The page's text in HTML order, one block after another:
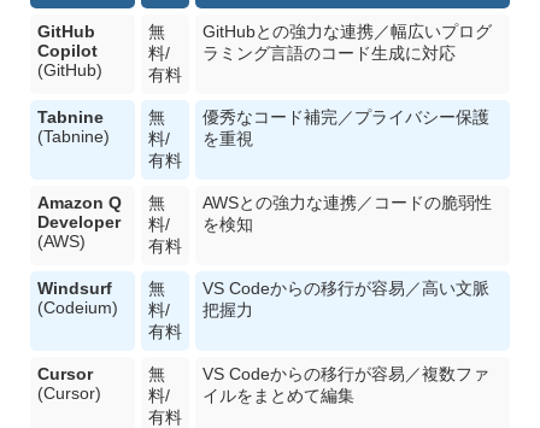
GitHub
Copilot
(GitHub)
無
料/
有料
GitHubとの強力な連携／幅広いプログ
ラミング言語のコード生成に対応
Tabnine
(Tabnine)
無
料/
有料
優秀なコード補完／プライバシー保護
を重視
Amazon Q
Developer
(AWS)
無
料/
有料
AWSとの強力な連携／コードの脆弱性
を検知
Windsurf
(Codeium)
無
料/
有料
VS Codeからの移行が容易／高い文脈
把握力
Cursor
(Cursor)
無
料/
有料
VS Codeからの移行が容易／複数ファ
イルをまとめて編集